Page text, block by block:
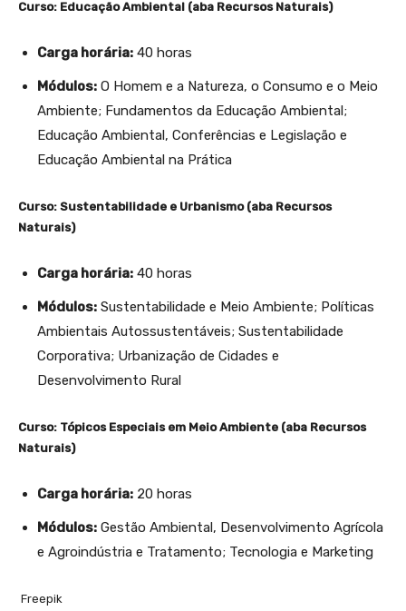
Curso: Educação Ambiental (aba Recursos Naturais)
Carga horária: 40 horas
Módulos: O Homem e a Natureza, o Consumo e o Meio
Ambiente; Fundamentos da Educação Ambiental;
Educação Ambiental, Conferências e Legislação e
Educação Ambiental na Prática
Curso: Sustentabilidade e Urbanismo (aba Recursos
Naturais)
Carga horária: 40 horas
Módulos: Sustentabilidade e Meio Ambiente; Políticas
Ambientais Autossustentáveis; Sustentabilidade
Corporativa; Urbanização de Cidades e
Desenvolvimento Rural
Curso: Tópicos Especiais em Meio Ambiente (aba Recursos
Naturais)
Carga horária: 20 horas
Módulos: Gestão Ambiental, Desenvolvimento Agrícola
e Agroindústria e Tratamento; Tecnologia e Marketing
Freepik